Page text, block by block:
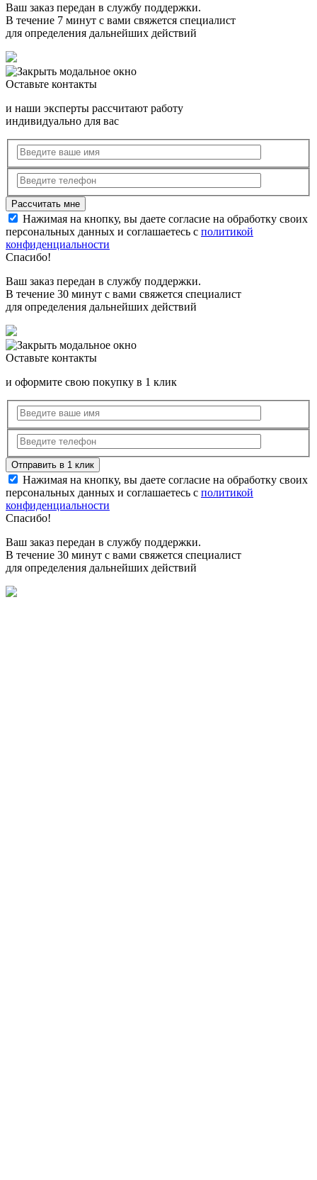
Ваш заказ передан в службу поддержки.
В течение 7 минут с вами свяжется специалист
для определения дальнейших действий
Оставьте контакты
и наши эксперты рассчитают работу
индивидуально для вас
Нажимая на кнопку, вы даете согласие на обработку своих
персональных данных и соглашаетесь с политикой
конфиденциальности
Спасибо!
Ваш заказ передан в службу поддержки.
В течение 30 минут с вами свяжется специалист
для определения дальнейших действий
Оставьте контакты
и оформите свою покупку в 1 клик
Нажимая на кнопку, вы даете согласие на обработку своих
персональных данных и соглашаетесь с политикой
конфиденциальности
Спасибо!
Ваш заказ передан в службу поддержки.
В течение 30 минут с вами свяжется специалист
для определения дальнейших действий